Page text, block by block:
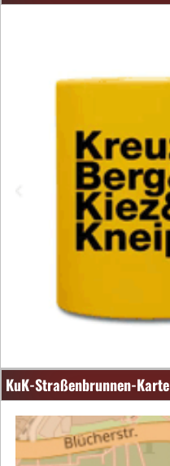
KuK-Straßenbrunnen-Karte